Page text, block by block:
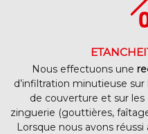
Nous effectuons une
d’infiltration minutieuse
de couverture et sur
zinguerie (gouttières,
Lorsque nous avons réussi